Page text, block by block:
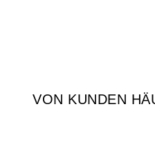
VON KUNDEN